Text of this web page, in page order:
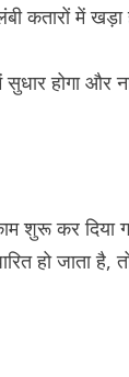
कतारों में
होगा और
शुरू कर दिया
हो जाता है,